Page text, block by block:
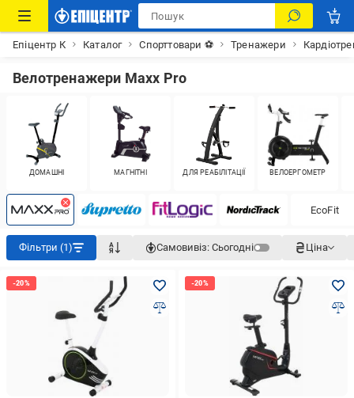
Епіцентр К Каталог Спорттовари ⚽ Тренажери
Велотренажери Maxx Pro
ДОМАШНІ МАГНІТНІ ДЛЯ РЕАБІЛІТАЦІЇ ВЕЛОЕРГОМЕТР
EcoFit
Фільтри (1) Самовивіз: Сьогодні Ціна